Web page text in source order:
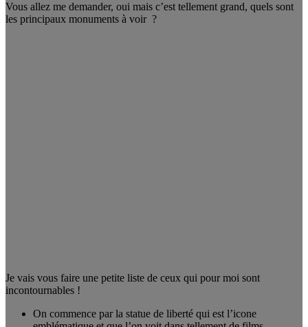
Vous allez me demander, oui mais c’est tellement grand, quels sont
les principaux monuments à voir ?
Je vais vous faire une petite liste de ceux qui pour moi sont
incontournables !
On commence par la statue de liberté qui est l’icone